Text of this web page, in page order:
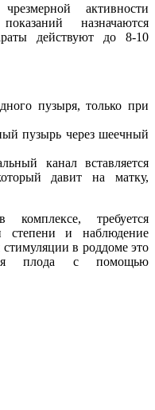
активности
назначаются
действуют до 8-10
пузыря, только при
пузырь через шеечный
канал вставляется
давит на матку,
требуется
степени и наблюдение
стимуляции в роддоме это
плода с помощью